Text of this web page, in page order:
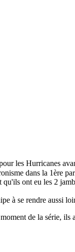
les Hurricanes
dans la 1ère
ont eu les 2
à se rendre aussi
de la série, ils